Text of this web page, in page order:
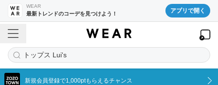
WEAR
最新トレンドのコーデを見つけよう！ アプリで開く
トップス Lui's
新規会員登録で1,000ptもらえるチャンス